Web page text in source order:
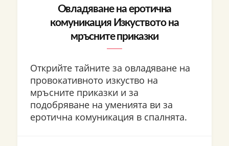
Овладяване на еротична
комуникация Изкуството на
мръсните приказки
Открийте тайните за овладяване на
провокативното изкуство на
мръсните приказки и за
подобряване на уменията ви за
еротична комуникация в спалнята.